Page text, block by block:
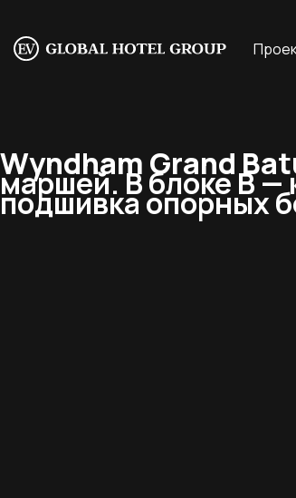
Wyndham Grand
маршей. В блоке В —
подшивка опорных